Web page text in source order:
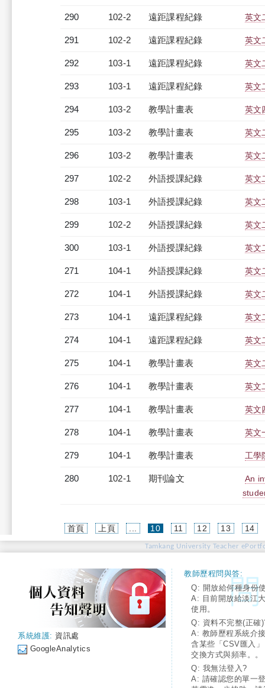
290 102-2 遠距課程紀錄 英文
291 102-2 遠距課程紀錄 英文
292 103-1 遠距課程紀錄 英文
293 103-1 遠距課程紀錄 英文
294 103-2 教學計畫表 英文
295 103-2 教學計畫表 英文
296 103-2 教學計畫表 英文
297 102-2 外語授課紀錄 英文
298 103-1 外語授課紀錄 英文
299 102-2 外語授課紀錄 英文
300 103-1 外語授課紀錄 英文
271 104-1 外語授課紀錄 英文
272 104-1 外語授課紀錄 英文
273 104-1 遠距課程紀錄 英文
274 104-1 遠距課程紀錄 英文
275 104-1 教學計畫表 英文
276 104-1 教學計畫表 英文
277 104-1 教學計畫表 英文
278 104-1 教學計畫表 英文
279 104-1 教學計畫表 工學
280 102-1 期刊論文
An
首頁 上頁 10(current)
11 12 13 14
Tamkang University Teacher
系統維護: 資訊處
GoogleAnalytics
教師歷程問與答:
Q: 開放給何種身份
A: 目前開放給淡江
使用。
Q: 資料不完整(正確
A: 教師歷程系統介
含某些「CSV匯入
交換方式與頻率。。
Q: 我無法登入?
A: 請確認您的單一